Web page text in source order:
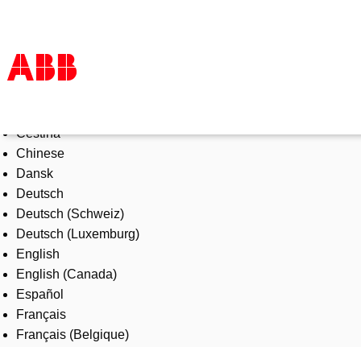
Products & Solutions
Industries
Services
About us
Where to buy
Contact us
Careers
Čeština
Chinese
Dansk
Deutsch
Deutsch (Schweiz)
Deutsch (Luxemburg)
English
English (Canada)
Español
Français
Français (Belgique)